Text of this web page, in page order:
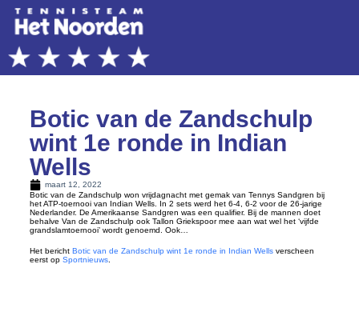
Botic van de Zandschulp
wint 1e ronde in Indian
Wells
maart 12, 2022
Botic van de Zandschulp won vrijdagnacht met gemak van Tennys Sandgren bij
het ATP-toernooi van Indian Wells. In 2 sets werd het 6-4, 6-2 voor de 26-jarige
Nederlander. De Amerikaanse Sandgren was een qualifier. Bij de mannen doet
behalve Van de Zandschulp ook Tallon Griekspoor mee aan wat wel het ‘vijfde
grandslamtoernooi’ wordt genoemd. Ook…
Het bericht Botic van de Zandschulp wint 1e ronde in Indian Wellsverscheen
eerst op Sportnieuws.